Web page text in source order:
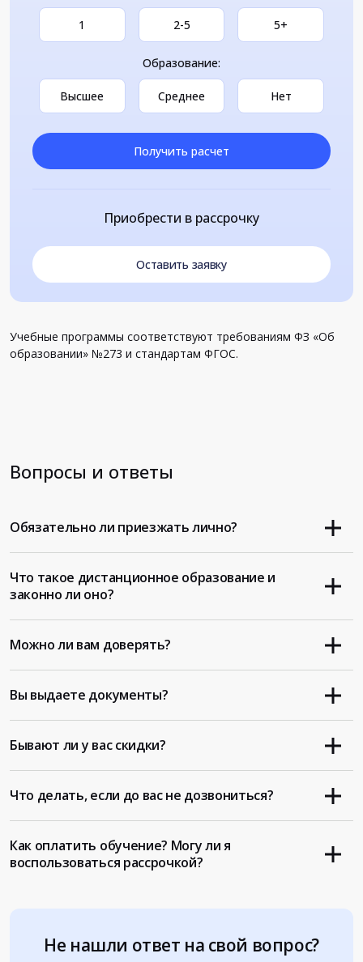
1 2-5 5+
Образование:
Высшее Среднее Нет
Получить расчет
Приобрести в рассрочку
Оставить заявку
Учебные программы соответствуют требованиям ФЗ «Об
образовании» №273 и стандартам ФГОС.
Вопросы и ответы
Не нашли ответ на свой вопрос?
Обязательно ли приезжать лично?
Что такое дистанционное образование и
законно ли оно?
Можно ли вам доверять?
Вы выдаете документы?
Бывают ли у вас скидки?
Что делать, если до вас не дозвониться?
Как оплатить обучение? Могу ли я
воспользоваться рассрочкой?